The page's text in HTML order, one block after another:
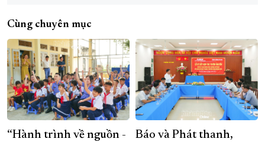
Cùng chuyên mục
“Hành trình về nguồn -
Báo và Phát thanh,